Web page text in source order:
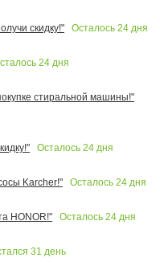
скидку!"
Осталось 24 дня
24 дня
стиральной машины!"
Осталось 24 дня
Karcher!"
Осталось 24 дня
HONOR!"
Осталось 24 дня
31 день